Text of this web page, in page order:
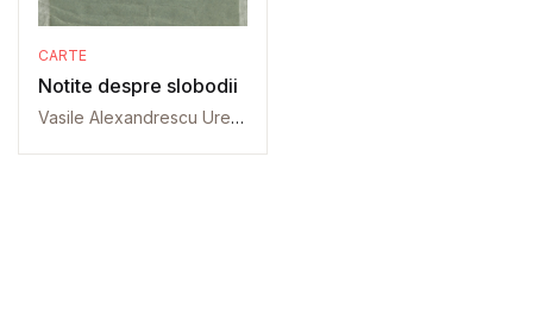
CARTE
Notite despre slobodii
Vasile Alexandrescu Urechia